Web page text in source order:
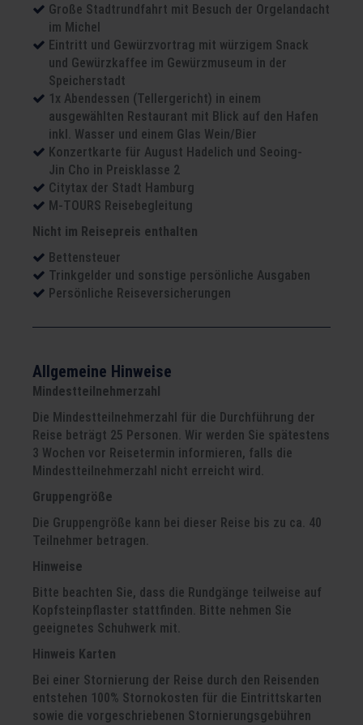
Große Stadtrundfahrt mit Besuch der Orgelandacht
im Michel
Eintritt und Gewürzvortrag mit würzigem Snack
und Gewürzkaffee im Gewürzmuseum in der
Speicherstadt
1x Abendessen (Tellergericht) in einem
ausgewählten Restaurant mit Blick auf den Hafen
inkl. Wasser und einem Glas Wein/Bier
Konzertkarte für August Hadelich und Seoing-
Jin Cho in Preisklasse 2
Citytax der Stadt Hamburg
M-TOURS Reisebegleitung
Nicht im Reisepreis enthalten
Bettensteuer
Trinkgelder und sonstige persönliche Ausgaben
Persönliche Reiseversicherungen
Allgemeine Hinweise
Mindestteilnehmerzahl
Die Mindestteilnehmerzahl für die Durchführung der
Reise beträgt 25 Personen. Wir werden Sie spätestens
3 Wochen vor Reisetermin informieren, falls die
Mindestteilnehmerzahl nicht erreicht wird.
Gruppengröße
Die Gruppengröße kann bei dieser Reise bis zu ca. 40
Teilnehmer betragen.
Hinweise
Bitte beachten Sie, dass die Rundgänge teilweise auf
Kopfsteinpflaster stattfinden. Bitte nehmen Sie
geeignetes Schuhwerk mit.
Hinweis Karten
Bei einer Stornierung der Reise durch den Reisenden
entstehen 100% Stornokosten für die Eintrittskarten
sowie die vorgeschriebenen Stornierungsgebühren